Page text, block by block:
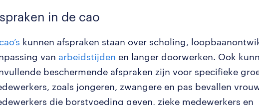
in de cao
cao’s kunnen afspraken staan over scholing,
van arbeidstijden en langer doorwerken. Ook
beschermende afspraken zijn voor specifieke
zoals jongeren, zwangere en pas bevallen
die borstvoeding geven, zieke medewerkers en